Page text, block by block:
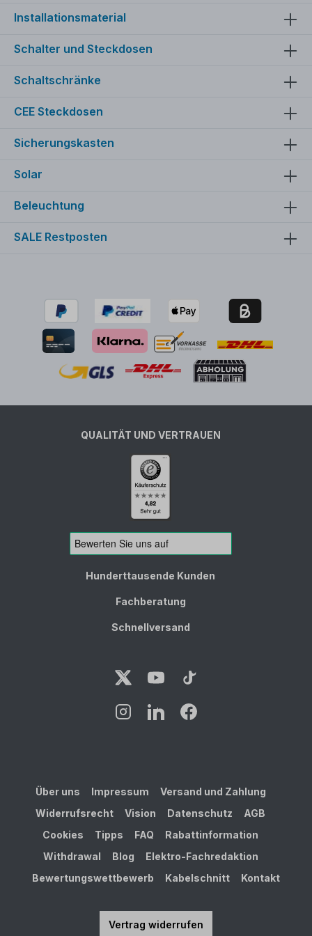
Installationsmaterial
Schalter und Steckdosen
Schaltschränke
CEE Steckdosen
Sicherungskasten
Solar
Beleuchtung
SALE Restposten
QUALITÄT UND VERTRAUEN
Hunderttausende Kunden
Fachberatung
Schnellversand
Über uns Impressum
Versand und Zahlung
Widerrufsrecht
Vision Datenschutz
AGB
Cookies
Tipps FAQ
Rabattinformation
Withdrawal
Blog
Elektro-Fachredaktion
Bewertungswettbewerb
Kabelschnitt Kontakt
Vertrag widerrufen